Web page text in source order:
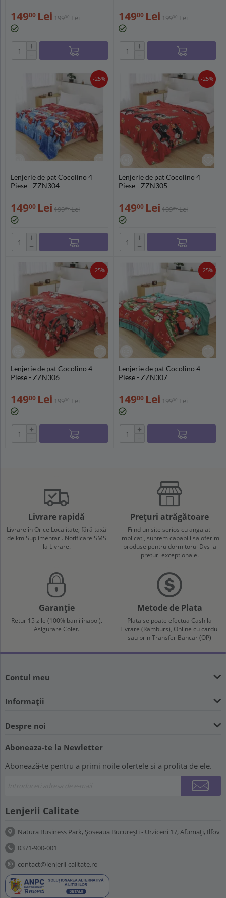
14900 Lei 19900 Lei
+
−
14900 Lei 19900 Lei
+
−
-25%
Lenjerie de pat Cocolino 4
Piese - ZZN304
14900 Lei 19900 Lei
+
−
-25%
Lenjerie de pat Cocolino 4
Piese - ZZN305
14900 Lei 19900 Lei
+
−
-25%
Lenjerie de pat Cocolino 4
Piese - ZZN306
14900 Lei 19900 Lei
+
−
-25%
Lenjerie de pat Cocolino 4
Piese - ZZN307
14900 Lei 19900 Lei
+
−
Livrare rapidă
Livrare în Orice Localitate, fără taxă
de km Suplimentari. Notificare SMS
la Livrare.
Prețuri atrăgătoare
Fiind un site serios cu angajati
implicati, suntem capabili sa oferim
produse pentru dormitorul Dvs la
preturi exceptionale.
Garanție
Retur 15 zile (100% banii înapoi).
Asigurare Colet.
Metode de Plata
Plata se poate efectua Cash la
Livrare (Ramburs), Online cu cardul
sau prin Transfer Bancar (OP)
Contul meu
Informații
Despre noi
Aboneaza-te la Newletter
Abonează-te pentru a primi noile ofertele si a profita de ele.
Lenjerii Calitate
Natura Business Park, Șoseaua București - Urziceni 17, Afumați, Ilfov
0371-900-001
contact@lenjerii-calitate.ro